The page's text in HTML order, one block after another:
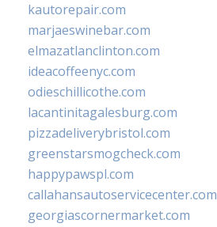
kautorepair.com
marjaeswinebar.com
elmazatlanclinton.com
ideacoffeenyc.com
odieschillicothe.com
lacantinitagalesburg.com
pizzadeliverybristol.com
greenstarsmogcheck.com
happypawspl.com
callahansautoservicecenter.com
georgiascornermarket.com